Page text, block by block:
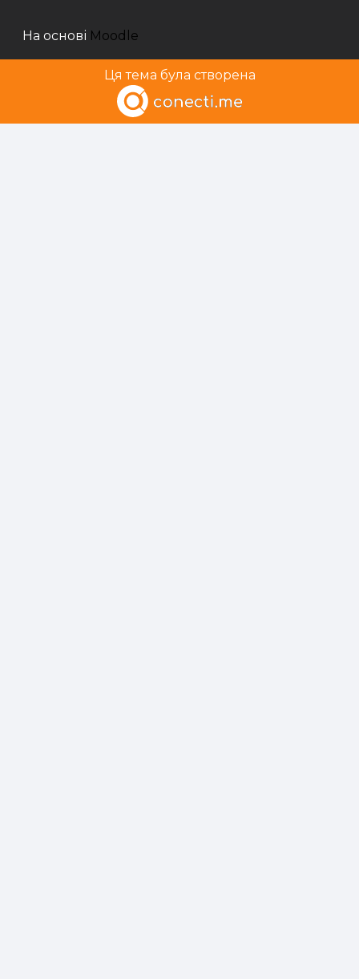
На основі Moodle
Ця тема була створена